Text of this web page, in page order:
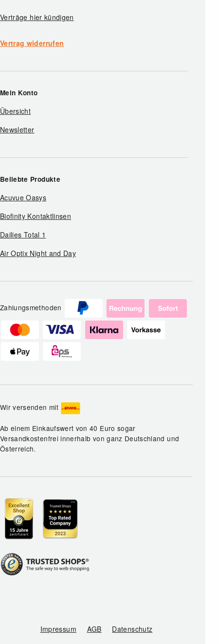
Verträge hier kündigen
Vertrag widerrufen
Mein Konto
Übersicht
Newsletter
Beliebte Produkte
Acuvue Oasys
Biofinity Kontaktlinsen
Dailies Total 1
Air Optix Night and Day
Zahlungsmethoden
Wir versenden mit
Ab einem Einkaufswert von 40 Euro sogar
Versandkostenfrei innerhalb von ganz Deutschland und
Österreich.
Impressum AGB Datenschutz